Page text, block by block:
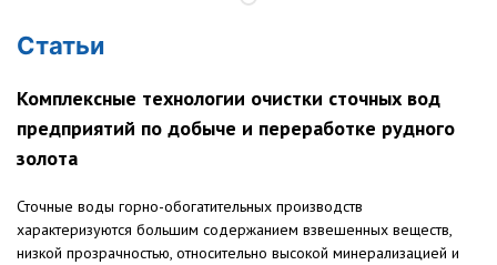
Статьи
Комплексные технологии очистки сточных вод
предприятий по добыче и переработке рудного
золота
Сточные воды горно-обогатительных производств
характеризуются большим содержанием взвешенных веществ,
низкой прозрачностью, относительно высокой минерализацией и